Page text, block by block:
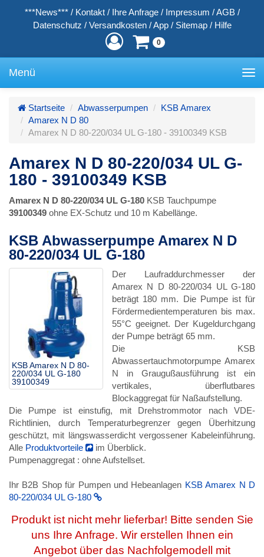
***News*** / Kontakt / Ihre Anfrage / Impressum / AGB /
Datenschutz / Versandkosten / App / Sitemap / Hilfe
0
Menü
Startseite Abwasserpumpen
KSB Amarex
Amarex N D 80
Amarex N D 80-220/034 UL G-180 - 39100349 KSB
Amarex N D 80-220/034 UL G-
180 - 39100349 KSB
Amarex N D 80-220/034 UL G-180 KSB Tauchpumpe
39100349 ohne EX-Schutz und 10 m Kabellänge.
KSB Abwasserpumpe Amarex N D
80-220/034 UL G-180
KSB Amarex N D 80-
220/034 UL G-180
39100349
Der Laufraddurchmesser der
Amarex N D 80-220/034 UL G-180
beträgt 180 mm. Die Pumpe ist für
Fördermedientemperaturen bis max.
55°C geeignet. Der Kugeldurchgang
der Pumpe beträgt 65 mm.
Die KSB
Abwassertauchmotorpumpe Amarex
N in Graugußausführung ist ein
vertikales, überflutbares
Blockaggregat für Naßaufstellung.
Die Pumpe ist einstufig, mit Drehstrommotor nach VDE-
Richtlinien, durch Temperaturbegrenzer gegen Überhitzung
geschützt, mit längswasserdicht vergossener Kabeleinführung.
Alle Produktvorteile
im Überblick.
Pumpenaggregat : ohne Aufstellset.
Ihr B2B Shop für Pumpen und Hebeanlagen KSB Amarex N D
80-220/034 UL G-180
Produkt ist nicht mehr lieferbar! Bitte senden Sie
uns Ihre Anfrage. Wir erstellen Ihnen ein
Angebot über das Nachfolgemodell mit